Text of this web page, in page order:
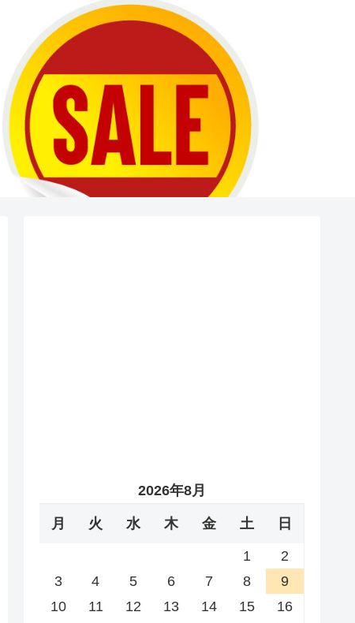
2026年8月
月 火 水 木 金 土 日
1
2
3
4 5 6 7 8
9
10
11 12 13 14 15
16